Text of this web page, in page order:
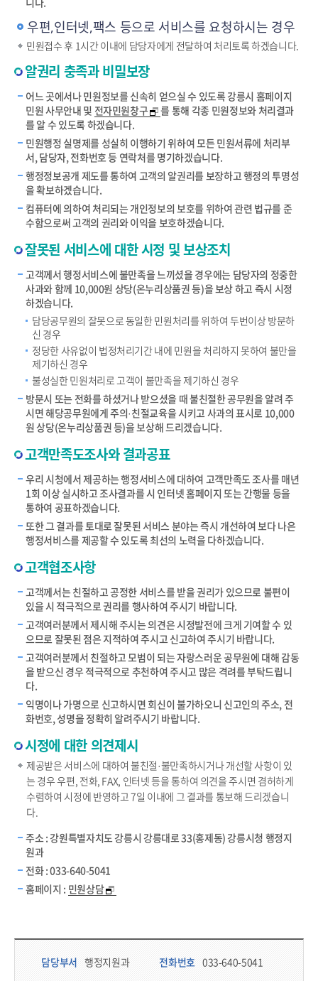
우편,인터넷,팩스 등으로 서비스를 요청하시는 경우
민원접수 후 1시간 이내에 담당자에게 전달하여 처리토록 하겠습니다.
알권리 충족과 비밀보장
어느 곳에서나 민원정보를 신속히 얻으실 수 있도록 강릉시 홈페이지
민원 사무안내 및 전자민원창구
를 통해 각종 민원정보와 처리결과
를 알 수 있도록 하겠습니다.
민원행정 실명제를 성실히 이행하기 위하여 모든 민원서류에 처리부
서, 담당자, 전화번호 등 연락처를 명기하겠습니다.
행정정보공개 제도를 통하여 고객의 알권리를 보장하고 행정의 투명성
을 확보하겠습니다.
컴퓨터에 의하여 처리되는 개인정보의 보호를 위하여 관련 법규를 준
수함으로써 고객의 권리와 이익을 보호하겠습니다.
잘못된 서비스에 대한 시정 및 보상조치
고객께서 행정서비스에 불만족을 느끼셨을 경우에는 담당자의 정중한
사과와 함께 10,000원 상당(온누리상품권 등)을 보상 하고 즉시 시정
하겠습니다.
담당공무원의 잘못으로 동일한 민원처리를 위하여 두번이상 방문하
신 경우
정당한 사유없이 법정처리기간 내에 민원을 처리하지 못하여 불만을
제기하신 경우
불성실한 민원처리로 고객이 불만족을 제기하신 경우
방문시 또는 전화를 하셨거나 받으셨을 때 불친절한 공무원을 알려 주
시면 해당공무원에게 주의·친절교육을 시키고 사과의 표시로 10,000
원 상당(온누리상품권 등)을 보상해 드리겠습니다.
고객만족도조사와 결과공표
우리 시청에서 제공하는 행정서비스에 대하여 고객만족도 조사를 매년
1회 이상 실시하고 조사결과를 시 인터넷 홈페이지 또는 간행물 등을
통하여 공표하겠습니다.
또한 그 결과를 토대로 잘못된 서비스 분야는 즉시 개선하여 보다 나은
행정서비스를 제공할 수 있도록 최선의 노력을 다하겠습니다.
고객협조사항
고객께서는 친절하고 공정한 서비스를 받을 권리가 있으므로 불편이
있을 시 적극적으로 권리를 행사하여 주시기 바랍니다.
고객여러분께서 제시해 주시는 의견은 시정발전에 크게 기여할 수 있
으므로 잘못된 점은 지적하여 주시고 신고하여 주시기 바랍니다.
고객여러분께서 친절하고 모범이 되는 자랑스러운 공무원에 대해 감동
을 받으신 경우 적극적으로 추천하여 주시고 많은 격려를 부탁드립니
다.
익명이나 가명으로 신고하시면 회신이 불가하오니 신고인의 주소, 전
화번호, 성명을 정확히 알려주시기 바랍니다.
시정에 대한 의견제시
제공받은 서비스에 대하여 불친절·불만족하시거나 개선할 사항이 있
는 경우 우편, 전화, FAX, 인터넷 등을 통하여 의견을 주시면 겸허하게
수렴하여 시정에 반영하고 7일 이내에 그 결과를 통보해 드리겠습니
다.
주소 : 강원특별자치도 강릉시 강릉대로 33(홍제동) 강릉시청 행정지
원과
전화 : 033-640-5041
홈페이지 : 민원상담
담당부서 정보 & 컨텐츠 만족도 조사 & 공공저작물 자유이용 허락 표시
담당부서 행정지원과 전화번호 033-640-5041